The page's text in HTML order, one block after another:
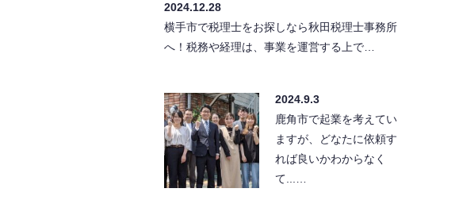
2024.12.28
横手市で税理士をお探しなら秋田税理士事務所
へ！税務や経理は、事業を運営する上で…
2024.9.3
鹿角市で起業を考えてい
ますが、どなたに依頼す
れば良いかわからなく
て...…